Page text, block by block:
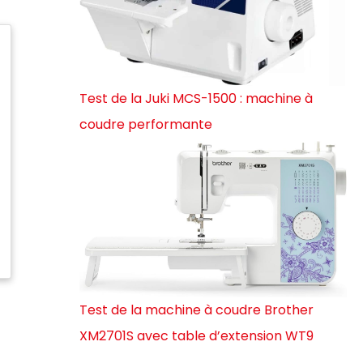
Test de la Juki MCS-1500 : machine à
coudre performante
Test de la machine à coudre Brother
XM2701S avec table d’extension WT9